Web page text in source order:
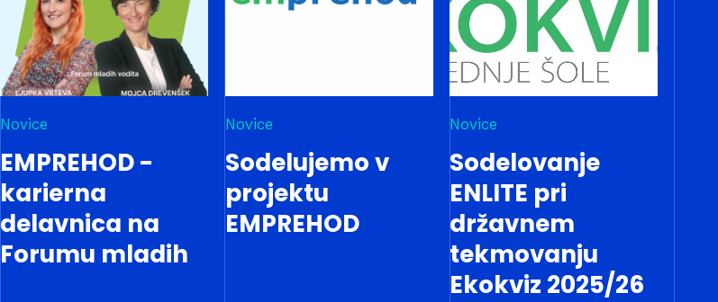
Novice
EMPREHOD -
karierna
delavnica na
Forumu mladih
Novice
Sodelujemo v
projektu
EMPREHOD
Novice
Sodelovanje
ENLITE pri
državnem
tekmovanju
Ekokviz 2025/26